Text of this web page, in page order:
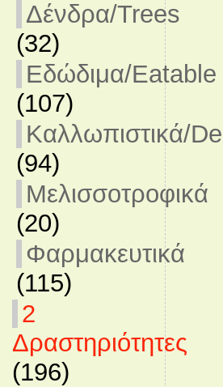
Δένδρα/Trees
(32)
Εδώδιμα/Eatable
(107)
Καλλωπιστικά/
(94)
Μελισσοτροφικά
(20)
Φαρμακευτικά
(115)
2
Δραστηριότητες
(196)